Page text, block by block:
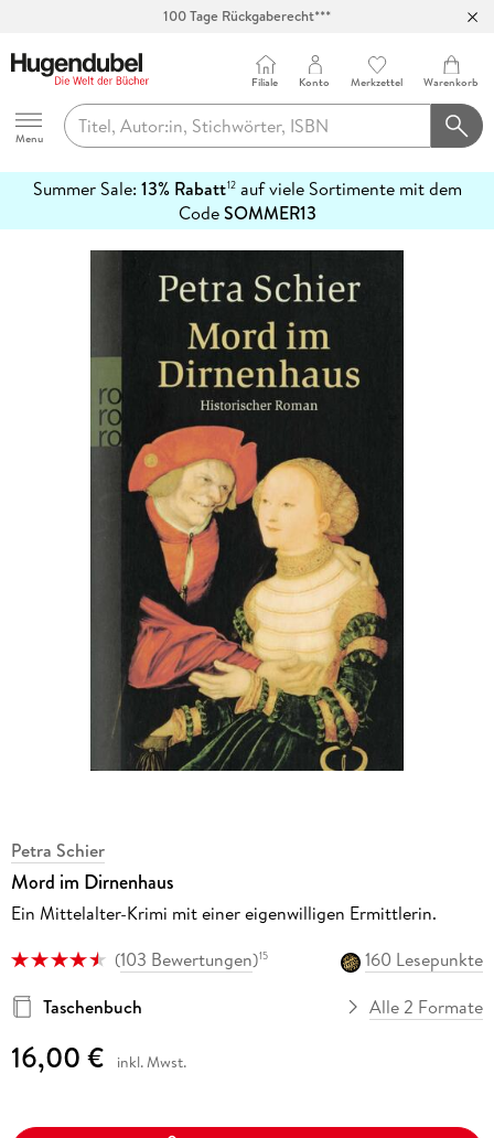
100 Tage Rückgaberecht***
Hugendubel
Menu
Filiale Konto Merkzettel Warenkorb
Summer Sale: 13% Rabatt12auf viele Sortimente mit dem
CodeSOMMER13
erfahren
Petra Schier
Mord im Dirnenhaus
Ein Mittelalter-Krimi mit einer eigenwilligen Ermittlerin.
(103 Bewertungen)15
160 Lesepunkte
Taschenbuch
Alle 2 Formate
16,00 € inkl. Mwst.